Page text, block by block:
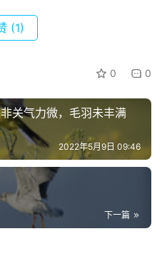
(1)
0 0
关气力微，毛羽未丰满
2022年5月9日 09:46
下一篇